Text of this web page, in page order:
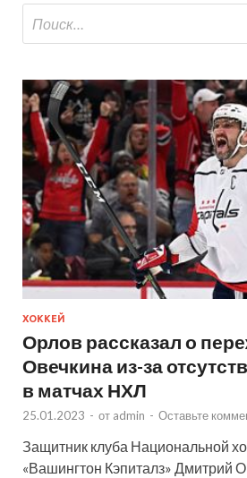
ХОККЕЙ
Орлов рассказал о
Овечкина из-за
в матчах НХЛ
25.01.2023 - от admin - Оставьте
Защитник клуба Национальной
«Вашингтон Кэпиталз» Дмитрий